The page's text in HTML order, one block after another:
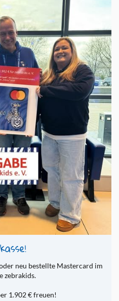
neu be­stell­te Mas­ter­card im
ze­bra­kids.
1.902 € freu­en!